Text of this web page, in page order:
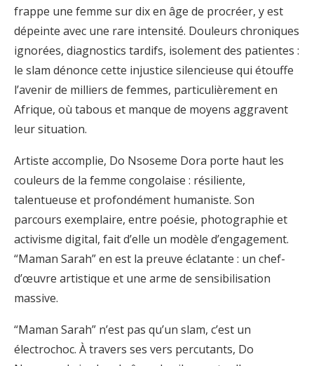
frappe une femme sur dix en âge de procréer, y est
dépeinte avec une rare intensité. Douleurs chroniques
ignorées, diagnostics tardifs, isolement des patientes :
le slam dénonce cette injustice silencieuse qui étouffe
l’avenir de milliers de femmes, particulièrement en
Afrique, où tabous et manque de moyens aggravent
leur situation.
Artiste accomplie, Do Nsoseme Dora porte haut les
couleurs de la femme congolaise : résiliente,
talentueuse et profondément humaniste. Son
parcours exemplaire, entre poésie, photographie et
activisme digital, fait d’elle un modèle d’engagement.
“Maman Sarah” en est la preuve éclatante : un chef-
d’œuvre artistique et une arme de sensibilisation
massive.
“Maman Sarah” n’est pas qu’un slam, c’est un
électrochoc. À travers ses vers percutants, Do